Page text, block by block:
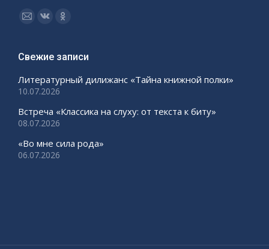
Ищите нас:
Страница
открывается
новом
Страница
открывается
новом
Страница
открывается
новом
Свежие записи
Литературный дилижанс «Тайна книжной полки»
10.07.2026
Встреча «Классика на слуху: от текста к биту»
08.07.2026
«Во мне сила рода»
06.07.2026